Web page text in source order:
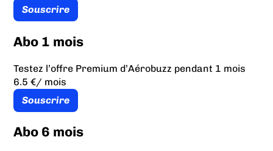
Souscrire
Abo 1 mois
Testez l’offre Premium d’Aérobuzz pendant 1 mois
6.5 €/ mois
Souscrire
Abo 6 mois